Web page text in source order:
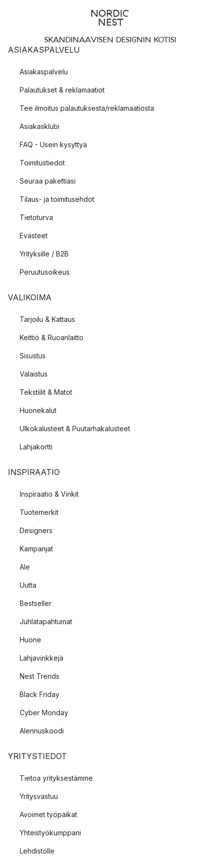
SKANDINAAVISEN DESIGNIN KOTISI
ASIAKASPALVELU
Asiakaspalvelu
Palautukset & reklamaatiot
Tee ilmoitus palautuksesta/reklamaatiosta
Asiakasklubi
FAQ - Usein kysyttyä
Toimitustiedot
Seuraa pakettiasi
Tilaus- ja toimitusehdot
Tietoturva
Evästeet
Yrityksille / B2B
Peruutusoikeus
VALIKOIMA
Tarjoilu & Kattaus
Keittiö & Ruoanlaitto
Sisustus
Valaistus
Tekstiilit & Matot
Huonekalut
Ulkokalusteet & Puutarhakalusteet
Lahjakortti
INSPIRAATIO
Inspiraatio & Vinkit
Tuotemerkit
Designers
Kampanjat
Ale
Uutta
Bestseller
Juhlatapahtumat
Huone
Lahjavinkkejä
Nest Trends
Black Friday
Cyber Monday
Alennuskoodi
YRITYSTIEDOT
Tietoa yrityksestämme
Yritysvastuu
Avoimet työpaikat
Yhteistyökumppani
Lehdistölle